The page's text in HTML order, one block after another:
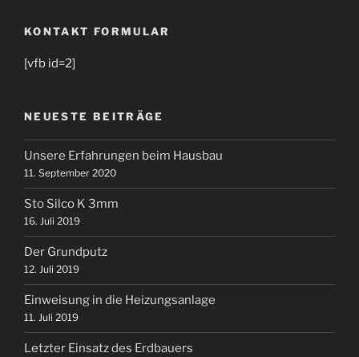
KONTAKT FORMULAR
[vfb id=2]
NEUESTE BEITRÄGE
Unsere Erfahrungen beim Hausbau
11. September 2020
Sto Silco K 3mm
16. Juli 2019
Der Grundputz
12. Juli 2019
Einweisung in die Heizungsanlage
11. Juli 2019
Letzter Einsatz des Erdbauers